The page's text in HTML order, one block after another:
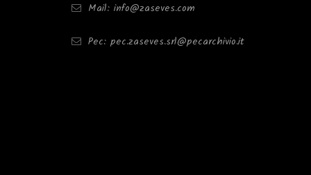
Mail: info@zaseves.com
Pec: pec.zaseves.srl@pecarchivio.it